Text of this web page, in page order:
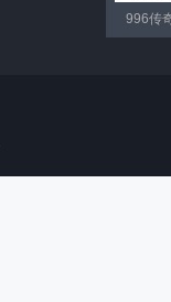
996传